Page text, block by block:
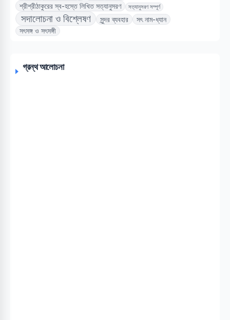
শ্রীশ্রীঠাকুরের স্ব-হস্তে লিখিত সত্যানুসরণ সত্যানুসরণ সম্পূর্ণ
সদালোচনা ও বিশ্লেষণ সুন্দর ব্যবহার
সৎ নাম-ধ্যান
সৎসঙ্গ ও সৎসঙ্গী
গ্রন্থ আলোচনা